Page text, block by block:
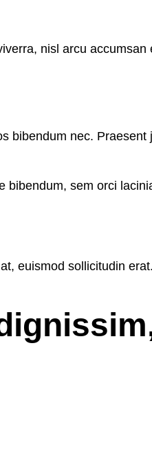
nisl arcu accumsan
bibendum nec. Praesent
bibendum, sem orci
euismod sollicitudin erat.